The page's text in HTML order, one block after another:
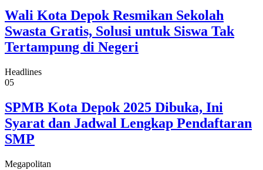
Wali Kota Depok Resmikan Sekolah
Swasta Gratis, Solusi untuk Siswa Tak
Tertampung di Negeri
Headlines
05
SPMB Kota Depok 2025 Dibuka, Ini
Syarat dan Jadwal Lengkap Pendaftaran
SMP
Megapolitan